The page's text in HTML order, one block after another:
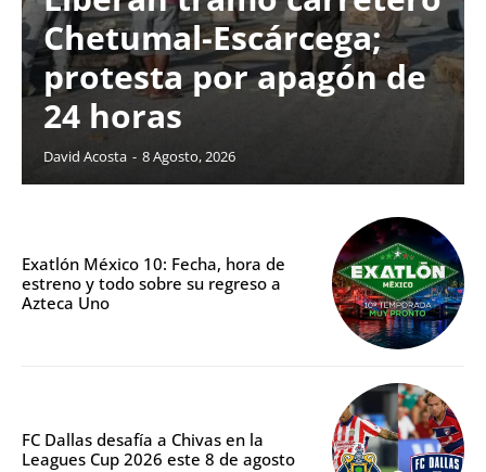
Chetumal-Escárcega;
protesta por apagón de
24 horas
David Acosta - 8 Agosto, 2026
Exatlón México 10: Fecha, hora de
estreno y todo sobre su regreso a
Azteca Uno
FC Dallas desafía a Chivas en la
Leagues Cup 2026 este 8 de agosto